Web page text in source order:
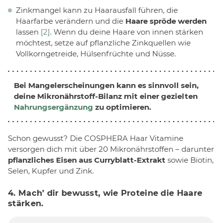
Zinkmangel kann zu Haarausfall führen, die
Haarfarbe verändern und die Haare spröde werden
lassen [2]. Wenn du deine Haare von innen stärken
möchtest, setze auf pflanzliche Zinkquellen wie
Vollkorngetreide, Hülsenfrüchte und Nüsse.
Bei Mangelerscheinungen kann es sinnvoll sein,
deine Mikronährstoff-Bilanz mit einer gezielten
Nahrungsergänzung zu optimieren.
Schon gewusst? Die COSPHERA Haar Vitamine
versorgen dich mit über 20 Mikronährstoffen – darunter
pflanzliches Eisen aus Curryblatt-Extrakt sowie Biotin,
Selen, Kupfer und Zink.
4. Mach’ dir bewusst, wie Proteine die Haare
stärken.